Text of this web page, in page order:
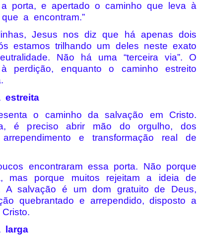
porta, e apertado o caminho que leva à
a encontram.”
Jesus nos diz que há apenas dois
estamos trilhando um deles neste exato
Não há uma “terceira via”. O
perdição, enquanto o caminho estreito
estreita
o caminho da salvação em Cristo.
é preciso abrir mão do orgulho, dos
e transformação real de
encontraram essa porta. Não porque
mas porque muitos rejeitam a ideia de
A salvação é um dom gratuito de Deus,
quebrantado e arrependido, disposto a
larga